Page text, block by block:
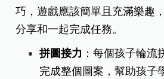
巧，遊戲應該簡單且充滿樂趣
分享和一起完成任務。
拼圖接力 ：每個孩子輪流
完成整個圖案，幫助孩子